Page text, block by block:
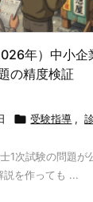
年）中小企
の精度検証
 受験指導 ,
1次試験の問題が
説を作っても ...